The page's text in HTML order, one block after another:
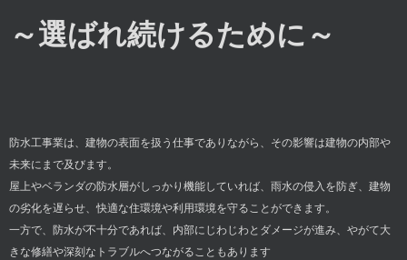
～選ばれ続けるために～
防水工事業は、建物の表面を扱う仕事でありながら、その影響は建物の内部や
未来にまで及びます。
屋上やベランダの防水層がしっかり機能していれば、雨水の侵入を防ぎ、建物
の劣化を遅らせ、快適な住環境や利用環境を守ることができます。
一方で、防水が不十分であれば、内部にじわじわとダメージが進み、やがて大
きな修繕や深刻なトラブルへつながることもあります